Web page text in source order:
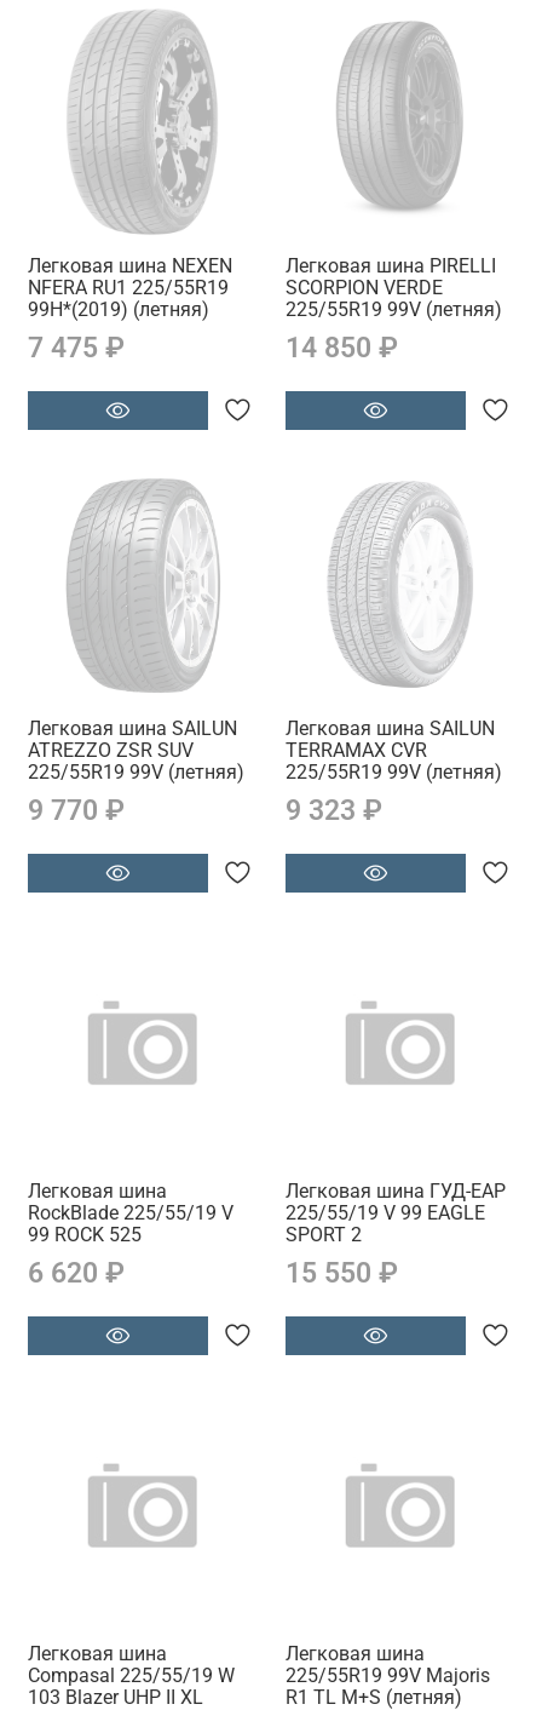
Легковая шина NEXEN
NFERA RU1 225/55R19
99H*(2019) (летняя)
7 475 ₽
Легковая шина PIRELLI
SCORPION VERDE
225/55R19 99V (летняя)
14 850 ₽
Легковая шина SAILUN
ATREZZO ZSR SUV
225/55R19 99V (летняя)
9 770 ₽
Легковая шина SAILUN
TERRAMAX CVR
225/55R19 99V (летняя)
9 323 ₽
Легковая шина
RockBlade 225/55/19 V
99 ROCK 525
6 620 ₽
Легковая шина ГУД-ЕАР
225/55/19 V 99 EAGLE
SPORT 2
15 550 ₽
Легковая шина
Compasal 225/55/19 W
103 Blazer UHP II XL
Легковая шина
225/55R19 99V Majoris
R1 TL M+S (летняя)